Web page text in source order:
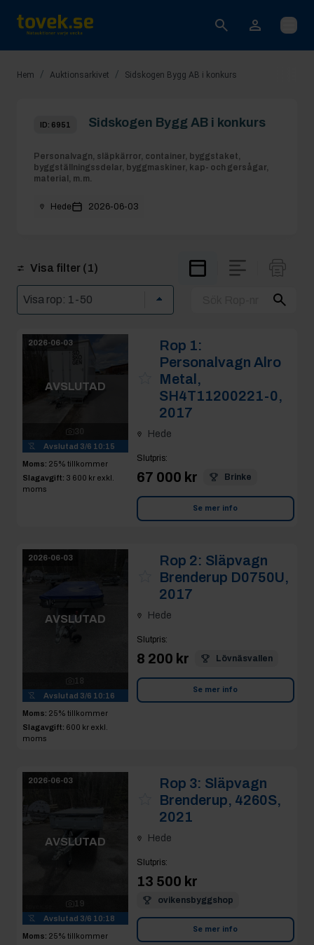
Öppna
Hem / Auktionsarkivet / Sidskogen Bygg AB i konkurs
ID: 6951 Sidskogen Bygg AB i konkurs
Personalvagn, släpkärror, container, byggstaket,
byggställningssdelar, byggmaskiner, kap- och gersågar,
material, m.m.
Hede 2026-06-03
Visa filter (1)
2026-06-03
AVSLUTAD
30
Avslutad 3/6 10:15
Moms: 25% tillkommer
Slagavgift: 3 600 kr exkl.
moms
Rop 1:
Personalvagn Alro
Metal,
SH4T11200221-0,
2017
Hede
Slutpris:
67 000 kr Brinke
Se mer info
2026-06-03
AVSLUTAD
Avslutad 3/6 10:16
Moms: 25% tillkommer
Slagavgift: 600 kr exkl.
moms
Rop 2: Släpvagn
Brenderup D0750U,
2017
Hede
Slutpris:
8 200 kr Lövnäsvallen
Se mer info
2026-06-03
AVSLUTAD
19
Avslutad 3/6 10:18
Moms: 25% tillkommer
Rop 3: Släpvagn
Brenderup, 4260S,
2021
Hede
Slutpris:
13 500 kr
ovikensbyggshop
Se mer info